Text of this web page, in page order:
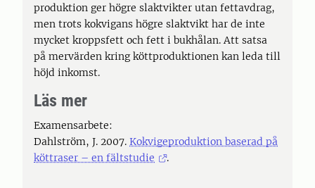
produktion ger högre slaktvikter utan fettavdrag,
men trots kokvigans högre slaktvikt har de inte
mycket kroppsfett och fett i bukhålan. Att satsa
på mervärden kring köttproduktionen kan leda till
höjd inkomst.
Läs mer
Examensarbete:
Dahlström, J. 2007. Kokvigeproduktion baserad på
köttraser – en fältstudie
.